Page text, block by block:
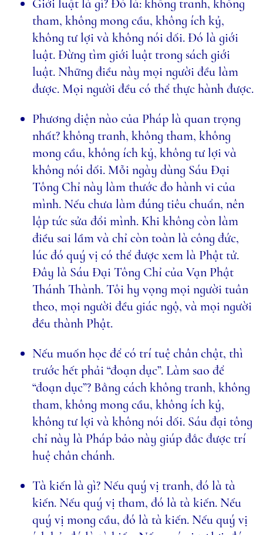
Giới luật là gì? Đó là: không tranh, không
tham, không mong cầu, không ích kỷ,
không tư lợi và không nói dối. Đó là giới
luật. Đừng tìm giới luật trong sách giới
luật. Những điều này mọi người đều làm
được. Mọi người đều có thể thực hành được.
Phương diện nào của Pháp là quan trọng
nhất? không tranh, không tham, không
mong cầu, không ích kỷ, không tư lợi và
không nói dối. Mỗi ngày dùng Sáu Đại
Tông Chỉ này làm thước đo hành vi của
mình. Nếu chưa làm đúng tiêu chuẩn, nên
lập tức sửa đổi mình. Khi không còn làm
điều sai lầm và chỉ còn toàn là công đức,
lúc đó quý vị có thể được xem là Phật tử.
Đây là Sáu Đại Tông Chỉ của Vạn Phật
Thánh Thành. Tôi hy vọng mọi người tuân
theo, mọi người đều giác ngộ, và mọi người
đều thành Phật.
Nếu muốn học để có trí tuệ chân chật, thì
trước hết phải “đoạn dục”. Làm sao để
“đoạn dục”? Bằng cách không tranh, không
tham, không mong cầu, không ích kỷ,
không tư lợi và không nói dối. Sáu đại tông
chỉ này là Pháp bảo này giúp đắc được trí
huệ chân chánh.
Tà kiến là gì? Nếu quý vị tranh, đó là tà
kiến. Nếu quý vị tham, đó là tà kiến. Nếu
quý vị mong cầu, đó là tà kiến. Nếu quý vị